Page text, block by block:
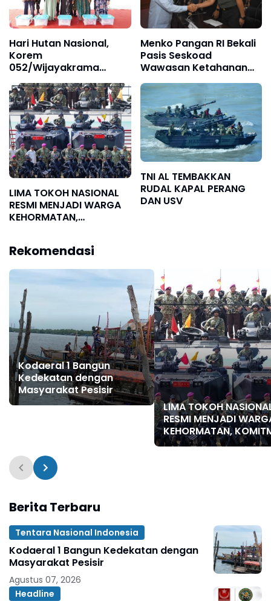
Hari Hutan Nasional,
Korem
052/Wijayakrama
Tanam 2.000 Pohon
Sebagai "Kado untuk
Indonesia"
Menko Pangan RI Bekali
Pasis Seskoad
Wawasan Ketahanan
Nasional
LIMA TOKOH NASIONAL
RESMI MENJADI WARGA
KEHORMATAN,
SOLID
TNI AL TEMBAKKAN
RUDAL KAPAL PERANG
DAN USV
Rekomendasi
Kodaeral 1 Bangun
Kedekatan dengan
Masyarakat Pesisir ‎
LIMA TOKOH
RESMI MENJADI
KEHORMATAN,
PENGUATAN KORPS
Berita Terbaru
Tentara Nasional Indonesia
Kodaeral 1 Bangun Kedekatan dengan
Masyarakat Pesisir ‎
Agustus 07, 2026
Headline